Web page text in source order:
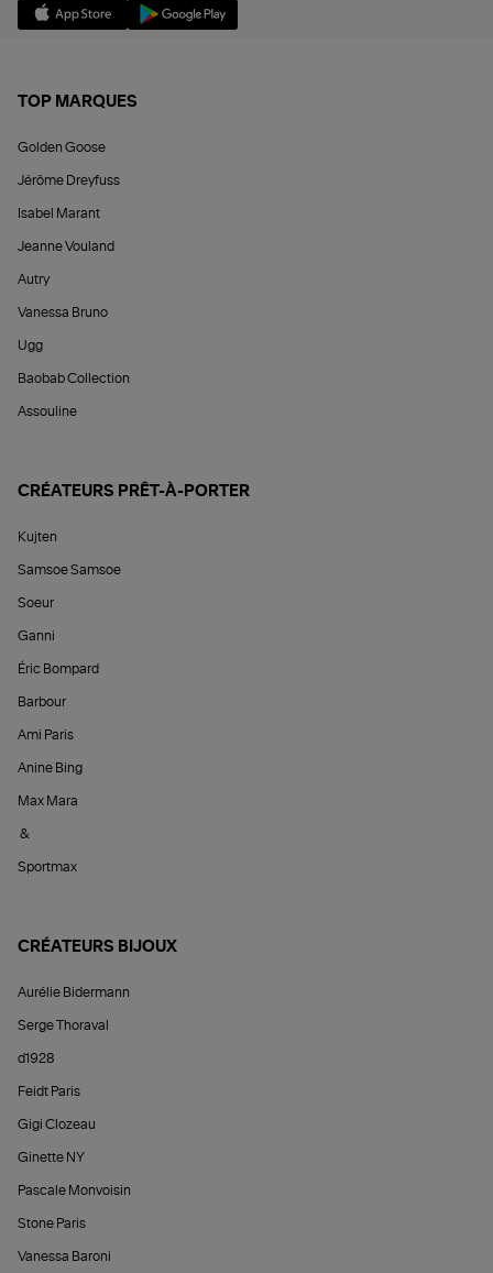
TOP MARQUES
Golden Goose
Jérôme Dreyfuss
Isabel Marant
Jeanne Vouland
Autry
Vanessa Bruno
Ugg
Baobab Collection
Assouline
CRÉATEURS PRÊT-À-PORTER
Kujten
Samsoe Samsoe
Soeur
Ganni
Éric Bompard
Barbour
Ami Paris
Anine Bing
Max Mara
&
Sportmax
CRÉATEURS BIJOUX
Aurélie Bidermann
Serge Thoraval
d1928
Feidt Paris
Gigi Clozeau
Ginette NY
Pascale Monvoisin
Stone Paris
Vanessa Baroni